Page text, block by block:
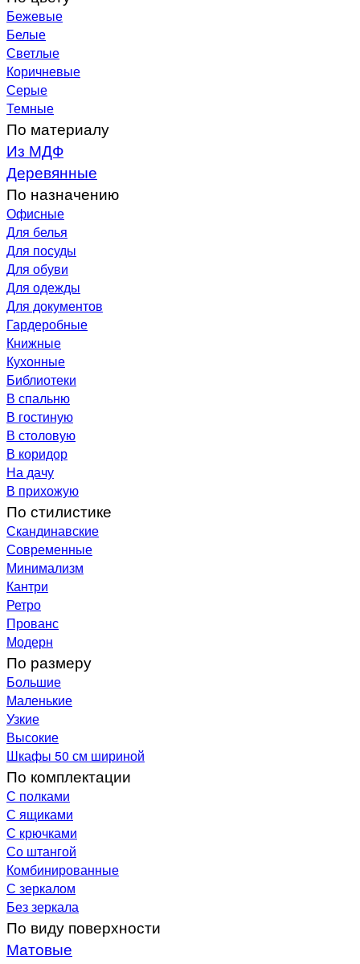
Бежевые
Белые
Светлые
Коричневые
Серые
Темные
По материалу
Из МДФ
Деревянные
По назначению
Офисные
Для белья
Для посуды
Для обуви
Для одежды
Для документов
Гардеробные
Книжные
Кухонные
Библиотеки
В спальню
В гостиную
В столовую
В коридор
На дачу
В прихожую
По стилистике
Скандинавские
Современные
Минимализм
Кантри
Ретро
Прованс
Модерн
По размеру
Большие
Маленькие
Узкие
Высокие
Шкафы 50 см шириной
По комплектации
С полками
С ящиками
С крючками
Со штангой
Комбинированные
С зеркалом
Без зеркала
По виду поверхности
Матовые